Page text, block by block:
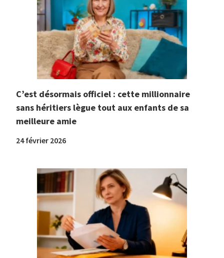
C’est désormais officiel : cette millionnaire
sans héritiers lègue tout aux enfants de sa
meilleure amie
24 février 2026